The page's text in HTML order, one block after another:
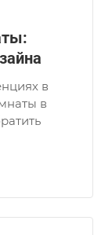
в
в